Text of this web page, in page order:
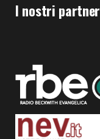
I nostri partner